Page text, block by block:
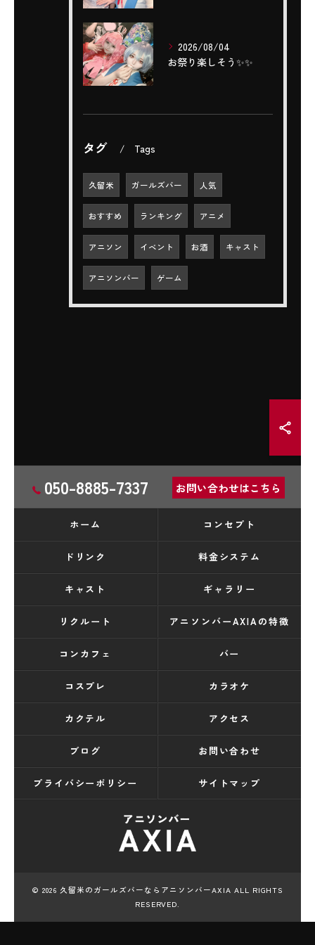
2026/08/04
お祭り楽しそう✨️✨️
タグ Tags
久留米 ガールズバー 人気
おすすめ ランキング アニメ
アニソン イベント お酒 キャスト
アニソンバー ゲーム
050-8885-7337 お問い合わせはこちら
ホーム コンセプト
ドリンク 料金システム
キャスト ギャラリー
リクルート アニソンバーAXIAの特徴
コンカフェ バー
コスプレ カラオケ
カクテル アクセス
ブログ お問い合わせ
プライバシーポリシー サイトマップ
© 2026 久留米のガールズバーならアニソンバーAXIA ALL RIGHTS
RESERVED.